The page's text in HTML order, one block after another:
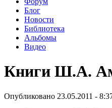
Блог
Новости
Библиотека
Альбомы
Видео
Книги Ш.А.
Опубликовано 23.05.2011 -